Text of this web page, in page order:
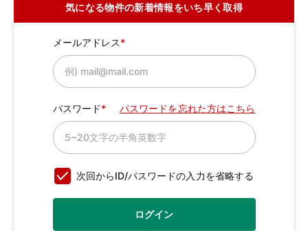
気になる物件の新着情報をいち早く取得
メールアドレス
パスワード パスワードを忘れた方はこちら
次回からID/パスワードの入力を省略する
ログイン